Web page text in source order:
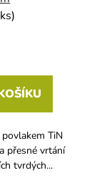
)
TiN
přesné vrtání
tvrdých...